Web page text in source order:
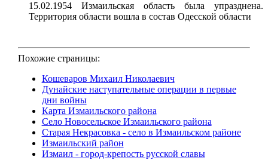
15.02.1954 Измаильская область была упразднена.
Территория области вошла в состав Одесской области
Похожие страницы:
Кошеваров Михаил Николаевич
Дунайские наступательные операции в первые
дни войны
Карта Измаильского района
Село Новосельское Измаильского района
Старая Некрасовка - село в Измаильском районе
Измаильский район
Измаил - город-крепость русской славы